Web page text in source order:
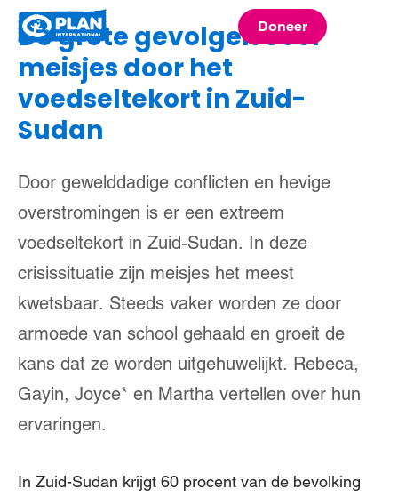
International
Doneer
De grote gevolgen voor
meisjes door het
voedseltekort in Zuid-
Sudan
Door gewelddadige conflicten en hevige
overstromingen is er een extreem
voedseltekort in Zuid-Sudan. In deze
crisissituatie zijn meisjes het meest
kwetsbaar. Steeds vaker worden ze door
armoede van school gehaald en groeit de
kans dat ze worden uitgehuwelijkt. Rebeca,
Gayin, Joyce* en Martha vertellen over hun
ervaringen.
In Zuid-Sudan krijgt 60 procent van de bevolking